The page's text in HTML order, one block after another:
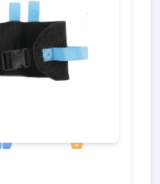
shopping_basket